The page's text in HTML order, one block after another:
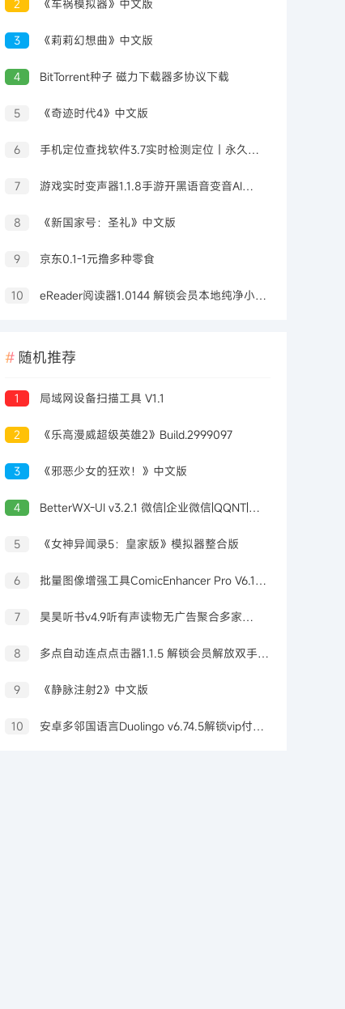
2 《车祸模拟器》中文版
3 《莉莉幻想曲》中文版
4 BitTorrent种子 磁力下载器多协议下载
5 《奇迹时代4》中文版
6 手机定位查找软件3.7实时检测定位｜永久可用
7 游戏实时变声器1.1.8手游开黑语音变音AI配高级版
8 《新国家号：圣礼》中文版
9 京东0.1-1元撸多种零食
10 eReader阅读器1.0144 解锁会员本地纯净小说阅读器
随机推荐
1 局域网设备扫描工具 V1.1
2 《乐高漫威超级英雄2》Build.2999097
3 《邪恶少女的狂欢！》中文版
4 BetterWX-UI v3.2.1 微信|企业微信|QQNT|抖Y聊天 多开|防撤回|免扫码
5 《女神异闻录5：皇家版》模拟器整合版
6 批量图像增强工具ComicEnhancer Pro V6.10便携版
7 昊昊听书v4.9听有声读物无广告聚合多家网站
8 多点自动连点点击器1.1.5 解锁会员解放双手 自动化脚本
9 《静脉注射2》中文版
10 安卓多邻国语言Duolingo v6.74.5解锁vip付费版